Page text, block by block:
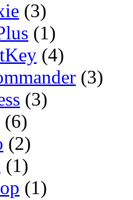
(3)
(1)
(4)
(3)
(3)
(6)
(2)
(1)
(1)